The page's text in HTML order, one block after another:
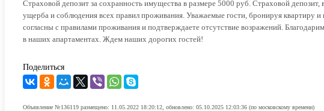
Страховой депозит за сохранность имущества в размере 5000 руб. Страховой депозит,
ущерба и соблюдения всех правил проживания. Уважаемые гости, бронируя квартиру
согласны с правилами проживания и подтверждаете отсутствие возражений.
в наших апартаментах. Ждем наших дорогих гостей!
Поделиться
Объявление №136119 размещено: 11.05.2022 18:20:12, обновлено: 05.10.2025 12:03:36 (по московскому времени)